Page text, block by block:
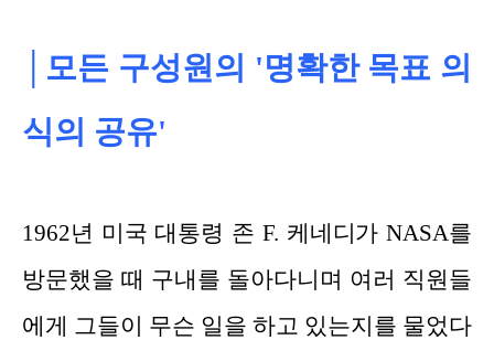
│모든 구성원의 '명확한 목표 의
식의 공유'
1962년 미국 대통령 존 F. 케네디가 NASA를
방문했을 때 구내를 돌아다니며 여러 직원들
에게 그들이 무슨 일을 하고 있는지를 물었다